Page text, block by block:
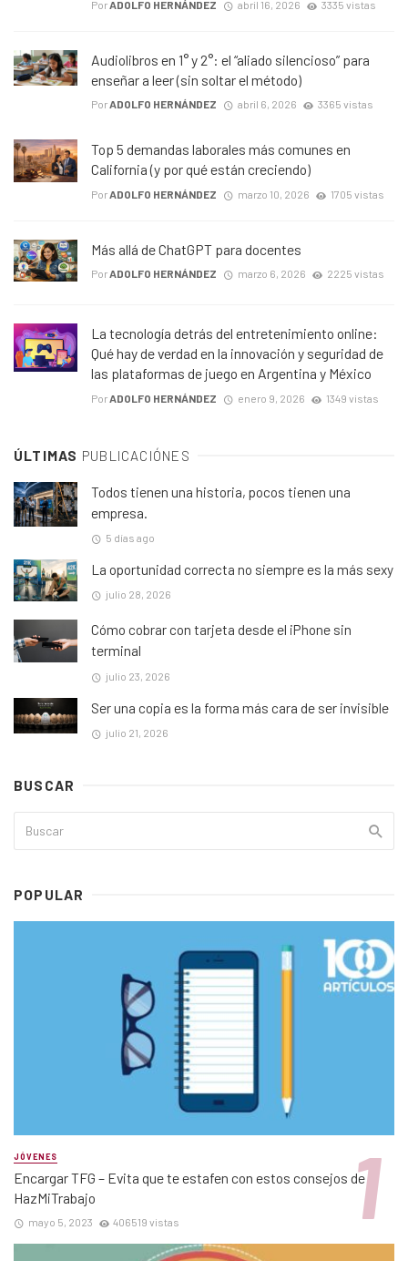
PorADOLFO HERNÁNDEZ abril 16, 2026 3335 vistas
Audiolibros en 1° y 2°: el “aliado silencioso” para
enseñar a leer (sin soltar el método)
PorADOLFO HERNÁNDEZ abril 6, 2026 3365 vistas
Top 5 demandas laborales más comunes en
California (y por qué están creciendo)
Por ADOLFO HERNÁNDEZ marzo 10, 2026 1705 vistas
Más allá de ChatGPT para docentes
PorADOLFO HERNÁNDEZ marzo 6, 2026 2225 vistas
La tecnología detrás del entretenimiento online:
Qué hay de verdad en la innovación y seguridad de
las plataformas de juego en Argentina y México
Por ADOLFO HERNÁNDEZ enero 9, 2026 1349 vistas
ÚLTIMAS PUBLICACIÓNES
Todos tienen una historia, pocos tienen una
empresa.
5 días ago
La oportunidad correcta no siempre es la más sexy
julio 28, 2026
Cómo cobrar con tarjeta desde el iPhone sin
terminal
julio 23, 2026
Ser una copia es la forma más cara de ser invisible
julio 21, 2026
BUSCAR
POPULAR
JÓVENES
Encargar TFG – Evita que te estafen con estos consejos de
HazMiTrabajo
mayo 5, 2023 406519 vistas